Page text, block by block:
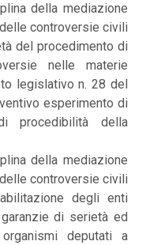
della mediazione
controversie civili
del procedimento di
nelle materie
legislativo n. 28 del
esperimento di
procedibilità della
della mediazione
controversie civili
degli enti
di serietà ed
deputati a